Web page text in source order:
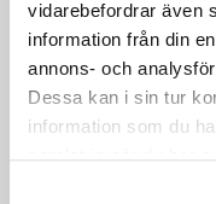
vidarebefordrar även
information från din
annons- och
Dessa kan i sin tur
information som du
samlat in när du har